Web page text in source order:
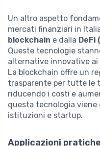
Un altro aspetto
mercati finanziari in
blockchain e dalla
Queste tecnologie
alternative innovative
La blockchain offre un
trasparente per tutte le
riducendo i costi e
questa tecnologia viene
istituzioni e startup.
Applicazioni